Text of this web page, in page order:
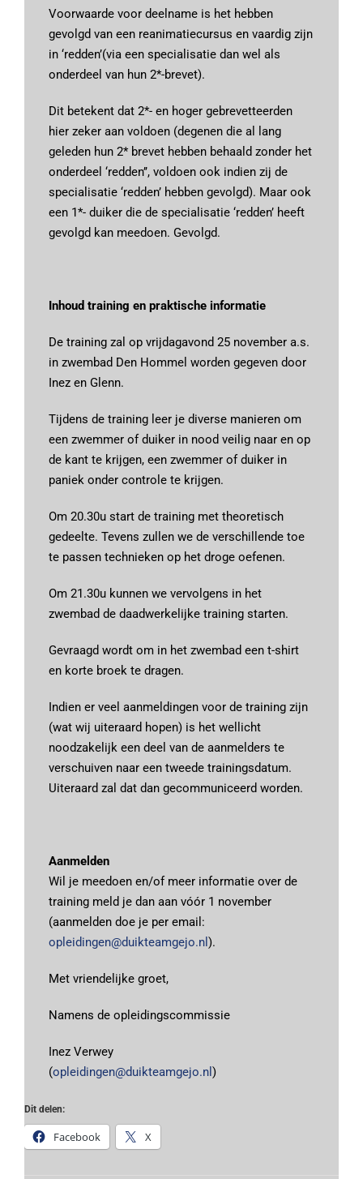
Voorwaarde voor deelname is het hebben
gevolgd van een reanimatiecursus en vaardig zijn
in ‘redden’(via een specialisatie dan wel als
onderdeel van hun 2*-brevet).
Dit betekent dat 2*- en hoger gebrevetteerden
hier zeker aan voldoen (degenen die al lang
geleden hun 2* brevet hebben behaald zonder het
onderdeel ‘redden’’, voldoen ook indien zij de
specialisatie ‘redden’ hebben gevolgd). Maar ook
een 1*- duiker die de specialisatie ‘redden’ heeft
gevolgd kan meedoen. Gevolgd.
Inhoud training en praktische informatie
De training zal op vrijdagavond 25 november a.s.
in zwembad Den Hommel worden gegeven door
Inez en Glenn.
Tijdens de training leer je diverse manieren om
een zwemmer of duiker in nood veilig naar en op
de kant te krijgen, een zwemmer of duiker in
paniek onder controle te krijgen.
Om 20.30u start de training met theoretisch
gedeelte. Tevens zullen we de verschillende toe
te passen technieken op het droge oefenen.
Om 21.30u kunnen we vervolgens in het
zwembad de daadwerkelijke training starten.
Gevraagd wordt om in het zwembad een t-shirt
en korte broek te dragen.
Indien er veel aanmeldingen voor de training zijn
(wat wij uiteraard hopen) is het wellicht
noodzakelijk een deel van de aanmelders te
verschuiven naar een tweede trainingsdatum.
Uiteraard zal dat dan gecommuniceerd worden.
Aanmelden
Wil je meedoen en/of meer informatie over de
training meld je dan aan vóór 1 november
(aanmelden doe je per email:
opleidingen@duikteamgejo.nl ).
Met vriendelijke groet,
Namens de opleidingscommissie
Inez Verwey
(opleidingen@duikteamgejo.nl )
Dit delen:
Facebook X